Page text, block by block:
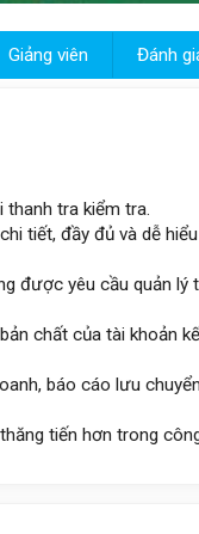
Giảng viên Đánh
tra kiểm tra.
tiết, đầy đủ và dễ
được yêu cầu quản lý
chất của tài khoản
báo cáo lưu
tiến hơn trong